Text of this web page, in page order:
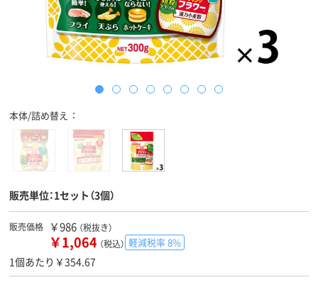
本体/詰め替え
販売単位：1セット（3個）
販売価格 ￥986 （税抜き）
￥1,064 （税込） 軽減税率 8%
1個あたり￥354.67